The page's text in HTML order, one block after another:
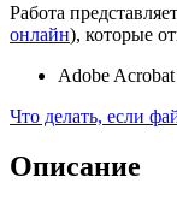
Работа
онлайн), которые
Adobe Acrobat
Что делать, если
Описание